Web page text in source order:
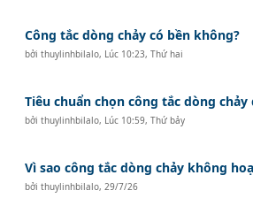
Công tắc dòng chảy có bền không?
bởithuylinhbilalo, Lúc 10:23, Thứ hai
Tiêu chuẩn chọn công tắc dòng chảy
bởithuylinhbilalo, Lúc 10:59, Thứ bảy
Vì sao công tắc dòng chảy không
bởithuylinhbilalo, 29/7/26